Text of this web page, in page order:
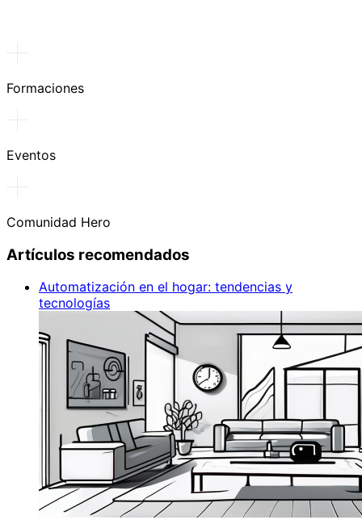
Formaciones
Eventos
Comunidad Hero
Artículos recomendados
Automatización en el hogar: tendencias y
tecnologías